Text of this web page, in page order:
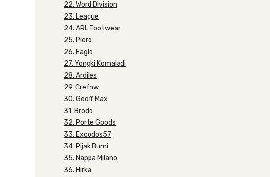
22. Word Division
23. League
24. ARL Footwear
25. Piero
26. Eagle
27. Yongki Komaladi
28. Ardiles
29. Crefow
30. Geoff Max
31. Brodo
32. Porte Goods
33. Excodos57
34. Pijak Bumi
35. Nappa Milano
36. Hirka